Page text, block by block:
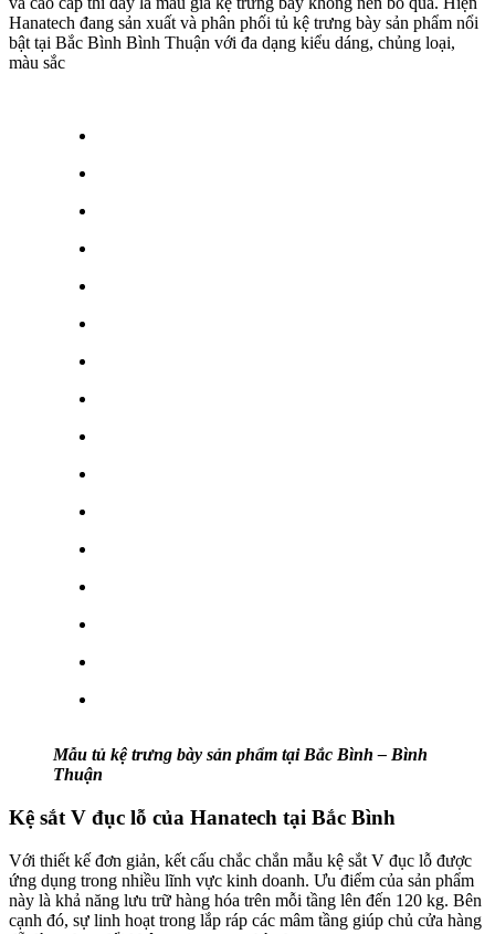
Hanatech đang sản xuất và phân phối tủ kệ trưng bày sản phẩm nổi
bật tại Bắc Bình Bình Thuận với đa dạng kiểu dáng, chủng loại,
màu sắc
Mẫu tủ kệ trưng bày sản phẩm tại Bắc Bình – Bình
Thuận
Kệ sắt V đục lỗ của Hanatech tại Bắc Bình
Với thiết kế đơn giản, kết cấu chắc chắn mẫu kệ sắt V đục lỗ được
ứng dụng trong nhiều lĩnh vực kinh doanh. Ưu điểm của sản phẩm
này là khả năng lưu trữ hàng hóa trên mỗi tầng lên đến 120 kg. Bên
cạnh đó, sự linh hoạt trong lắp ráp các mâm tầng giúp chủ cửa hàng